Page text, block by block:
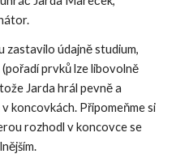
zastavilo údajně studium,
prvků lze libovolně
Jarda hrál pevně a
koncovkách. Připomeňme si
rozhodl v koncovce se